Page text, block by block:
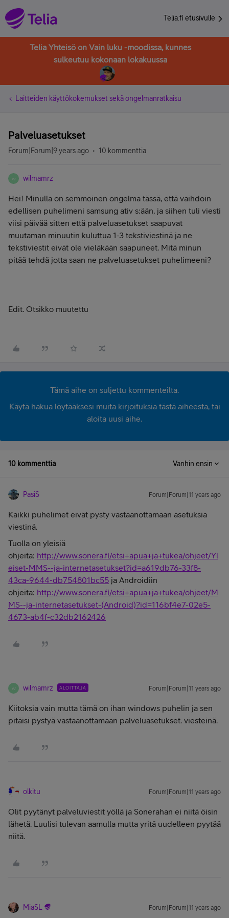
Telia.fi etusivulle
Telia Yhteisö on Vain luku -moodissa, kunnes
sulkeutuu kokonaan lokakuussa
Laitteiden käyttökokemukset sekä ongelmanratkaisu
Palveluasetukset
Forum|Forum|9 years ago 10 kommenttia
W wilmamrz
Hei! Minulla on semmoinen ongelma tässä, että vaihdoin
edellisen puhelimeni samsung ativ s:ään, ja siihen tuli viesti
viisi päivää sitten että palveluasetukset saapuvat
muutaman minuutin kuluttua 1-3 tekstiviestinä ja ne
tekstiviestit eivät ole vieläkään saapuneet. Mitä minun
pitää tehdä jotta saan ne palveluasetukset puhelimeeni?
Edit. Otsikko muutettu
Tämä aihe on suljettu kommenteilta.
Käytä hakua löytääksesi muita kirjoituksia tästä aiheesta, tai
aloita uusi aihe.
10 kommenttia Vanhin ensin
PasiS Forum|Forum|11 years ago
Kaikki puhelimet eivät pysty vastaanottamaan asetuksia
viestinä.
Tuolla on yleisiä
ohjeita: http://www.sonera.fi/etsi+apua+ja+tukea/ohjeet/Yl
eiset-MMS--ja-internetasetukset?id=a619db76-33f8-
43ca-9644-db754801bc55 ja Androidiin
ohjeita: http://www.sonera.fi/etsi+apua+ja+tukea/ohjeet/M
MS--ja-internetasetukset-(Android)?id=116bf4e7-02e5-
4673-ab4f-c32db2162426
W wilmamrz ALOITTAJA Forum|Forum|11 years ago
Kiitoksia vain mutta tämä on ihan windows puhelin ja sen
pitäisi pystyä vastaanottamaan palveluasetukset. viesteinä.
olkitu Forum|Forum|11 years ago
Olit pyytänyt palveluviestit yöllä ja Sonerahan ei niitä öisin
lähetä. Luulisi tulevan aamulla mutta yritä uudelleen pyytää
niitä.
MiaSL Forum|Forum|11 years ago